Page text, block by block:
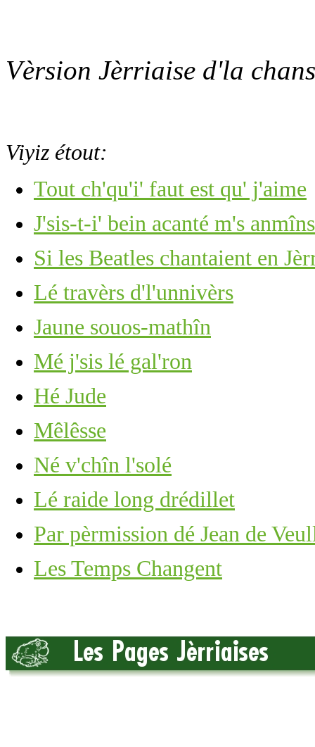
Vèrsion Jèrriaise d'la
Viyiz étout:
Tout ch'qu'i' faut est qu' j'aime
J'sis-t-i' bein acanté m's anmîns
Si les Beatles chantaient en
Lé travèrs d'l'unnivèrs
Jaune souos-mathîn
Mé j'sis lé gal'ron
Hé Jude
Mêlêsse
Né v'chîn l'solé
Lé raide long drédillet
Par pèrmission dé Jean de
Les Temps Changent